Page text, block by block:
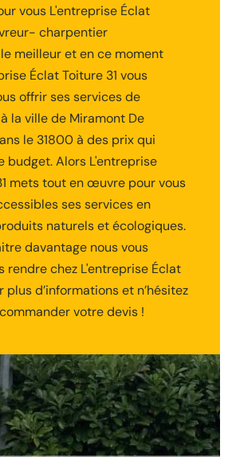
vous L'entreprise Éclat
charpentier
meilleur et en ce moment
Éclat Toiture 31 vous
offrir ses services de
la ville de Miramont De
le 31800 à des prix qui
budget. Alors L'entreprise
mets tout en œuvre pour vous
ses services en
naturels et écologiques.
davantage nous vous
rendre chez L'entreprise Éclat
plus d’informations et n’hésitez
votre devis !